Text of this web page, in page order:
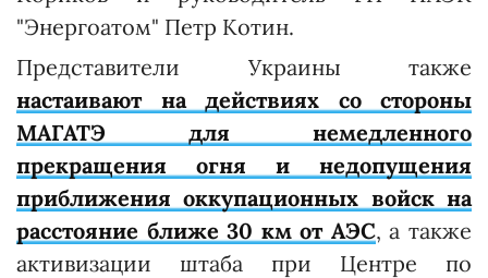
"Энергоатом" Петр Котин.
Представители Украины также
настаивают на действиях со стороны
МАГАТЭ для немедленного
прекращения огня и недопущения
приближения оккупационных войск на
расстояние ближе 30 км от АЭС, а также
активизации штаба при Центре по